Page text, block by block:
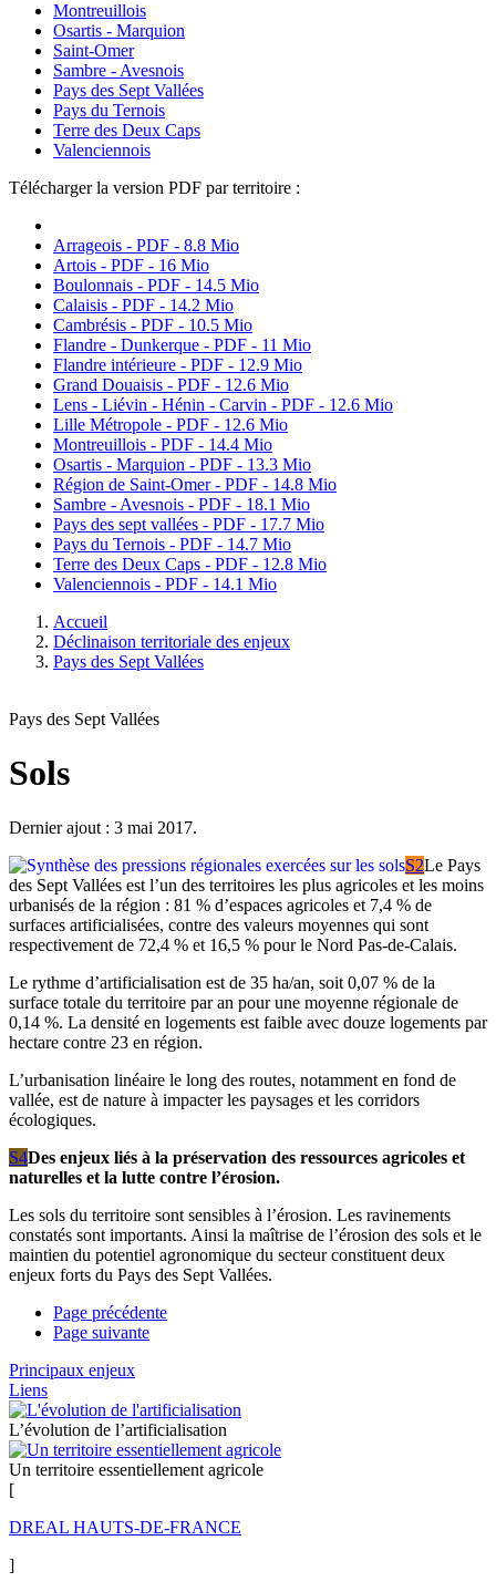
Montreuillois
Osartis - Marquion
Saint-Omer
Sambre - Avesnois
Pays des Sept Vallées
Pays du Ternois
Terre des Deux Caps
Valenciennois
Télécharger la version PDF par territoire :
Arrageois - PDF - 8.8 Mio
Artois - PDF - 16 Mio
Boulonnais - PDF - 14.5 Mio
Calaisis - PDF - 14.2 Mio
Cambrésis - PDF - 10.5 Mio
Flandre - Dunkerque - PDF - 11 Mio
Flandre intérieure - PDF - 12.9 Mio
Grand Douaisis - PDF - 12.6 Mio
Lens - Liévin - Hénin - Carvin - PDF - 12.6 Mio
Lille Métropole - PDF - 12.6 Mio
Montreuillois - PDF - 14.4 Mio
Osartis - Marquion - PDF - 13.3 Mio
Région de Saint-Omer - PDF - 14.8 Mio
Sambre - Avesnois - PDF - 18.1 Mio
Pays des sept vallées - PDF - 17.7 Mio
Pays du Ternois - PDF - 14.7 Mio
Terre des Deux Caps - PDF - 12.8 Mio
Valenciennois - PDF - 14.1 Mio
Accueil
Déclinaison territoriale des enjeux
Pays des Sept Vallées
Pays des Sept Vallées
Sols
Dernier ajout : 3 mai 2017.
S2Le Pays
des Sept Vallées est l’un des territoires les plus agricoles et les moins
urbanisés de la région : 81 % d’espaces agricoles et 7,4 % de
surfaces artificialisées, contre des valeurs moyennes qui sont
respectivement de 72,4 % et 16,5 % pour le Nord Pas-de-Calais.
Le rythme d’artificialisation est de 35 ha/an, soit 0,07 % de la
surface totale du territoire par an pour une moyenne régionale de
0,14 %. La densité en logements est faible avec douze logements par
hectare contre 23 en région.
L’urbanisation linéaire le long des routes, notamment en fond de
vallée, est de nature à impacter les paysages et les corridors
écologiques.
S4Des enjeux liés à la préservation des ressources agricoles et
naturelles et la lutte contre l’érosion.
Les sols du territoire sont sensibles à l’érosion. Les ravinements
constatés sont importants. Ainsi la maîtrise de l’érosion des sols et le
maintien du potentiel agronomique du secteur constituent deux
enjeux forts du Pays des Sept Vallées.
Page précédente
Page suivante
Principaux enjeux
Liens
L’évolution de l’artificialisation
Un territoire essentiellement agricole
[
DREAL HAUTS-DE-FRANCE
]